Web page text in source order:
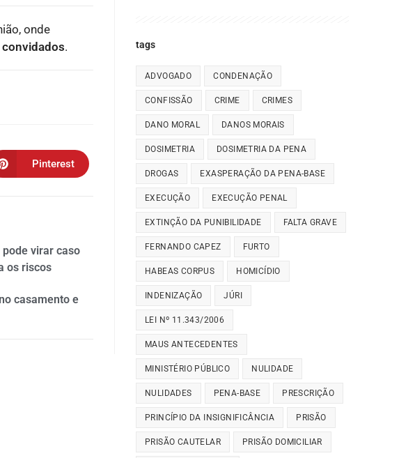
onde
.
Pinterest
virar caso
os riscos
casamento e
tags
ADVOGADO CONDENAÇÃO
CONFISSÃO CRIME CRIMES
DANO MORAL DANOS MORAIS
DOSIMETRIA DOSIMETRIA DA PENA
DROGAS EXASPERAÇÃO DA PENA-BASE
EXECUÇÃO EXECUÇÃO PENAL
EXTINÇÃO DA PUNIBILIDADE FALTA GRAVE
FERNANDO CAPEZ FURTO
HABEAS CORPUS HOMICÍDIO
INDENIZAÇÃO JÚRI
LEI Nº 11.343/2006
MAUS ANTECEDENTES
MINISTÉRIO PÚBLICO NULIDADE
NULIDADES PENA-BASE PRESCRIÇÃO
PRINCÍPIO DA INSIGNIFICÂNCIA PRISÃO
PRISÃO CAUTELAR PRISÃO DOMICILIAR